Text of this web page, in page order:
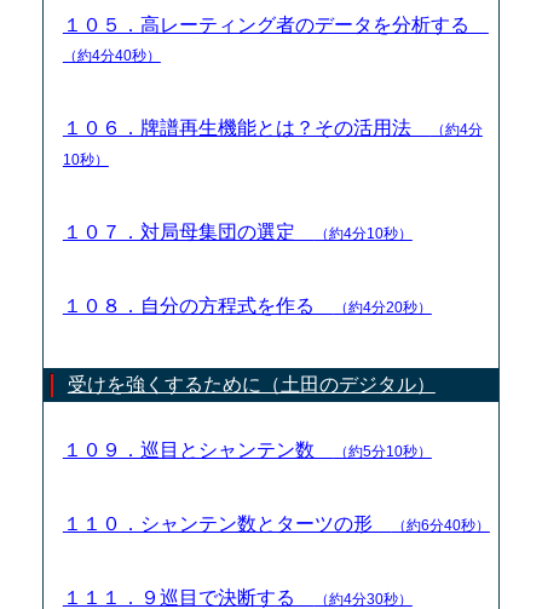
１０５．高レーティング者のデータを分析する
（約4分40秒）
１０６．牌譜再生機能とは？その活用法
（約4分
10秒）
１０７．対局母集団の選定 （約4分10秒）
１０８．自分の方程式を作る （約4分20秒）
受けを強くするために（土田のデジタル）
１０９．巡目とシャンテン数 （約5分10秒）
１１０．シャンテン数とターツの形 （約6分40秒）
１１１．９巡目で決断する （約4分30秒）